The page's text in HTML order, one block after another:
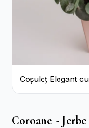
Coșuleț Elegant
Lisianthus Alb
Coroane -